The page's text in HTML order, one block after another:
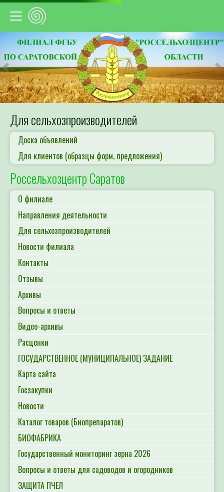
Предыдущий
Для сельхозпроизводителей
Доска объявлений
Для клиентов (образцы форм, предложения)
Россельхозцентр Саратов
О филиале
Направления деятельности
Для сельхозпроизводителей
Новости филиала
Контакты
Отзывы
Архивы
Вопросы и ответы
Видео-архивы
Расценки
ГОСУДАРСТВЕННОЕ (МУНИЦИПАЛЬНОЕ) ЗАДАНИЕ
Карта сайта
Госзакупки
Новости
Каталог товаров (Биопрепаратов)
БИОФАБРИКА
Государственный мониторинг зерна 2026
Вопросы и ответы для садоводов и огородников
ЗАЩИТА ПЧЕЛ